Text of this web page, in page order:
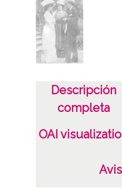
19151231
1910 a 1915
Notas
Positivo copia: IBA-
Positivo
Licencia de
Descripción
completa
OAI